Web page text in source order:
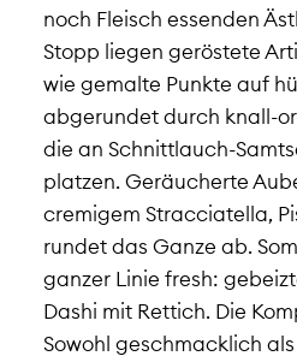
noch Fleisch essenden
Stopp liegen geröstete
wie gemalte Punkte auf
abgerundet durch knall-
die an Schnittlauch-
platzen. Geräucherte
cremigem Stracciatella,
rundet das Ganze ab.
ganzer Linie fresh:
Dashi mit Rettich. Die
Sowohl geschmacklich